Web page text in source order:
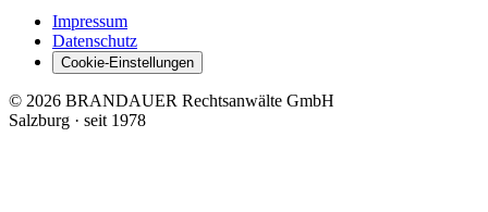
Impressum
Datenschutz
Cookie-Einstellungen
© 2026 BRANDAUER Rechtsanwälte GmbH
Salzburg · seit 1978